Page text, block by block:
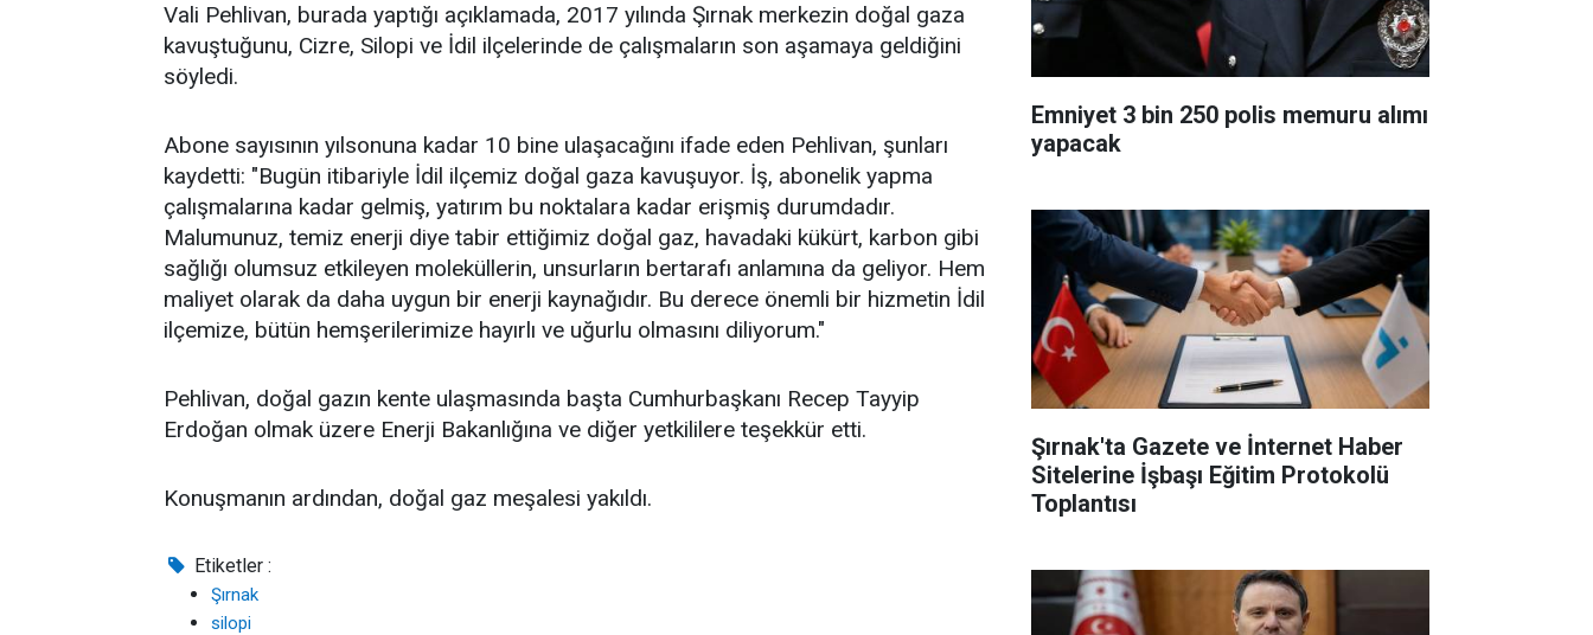
Vali Pehlivan, burada yaptığı açıklamada, 2017 yılında Şırnak merkezin doğal gaza
kavuştuğunu, Cizre, Silopi ve İdil ilçelerinde de çalışmaların son aşamaya geldiğini
söyledi.
Abone sayısının yılsonuna kadar 10 bine ulaşacağını ifade eden Pehlivan, şunları
kaydetti: "Bugün itibariyle İdil ilçemiz doğal gaza kavuşuyor. İş, abonelik yapma
çalışmalarına kadar gelmiş, yatırım bu noktalara kadar erişmiş durumdadır.
Malumunuz, temiz enerji diye tabir ettiğimiz doğal gaz, havadaki kükürt, karbon gibi
sağlığı olumsuz etkileyen moleküllerin, unsurların bertarafı anlamına da geliyor. Hem
maliyet olarak da daha uygun bir enerji kaynağıdır. Bu derece önemli bir hizmetin İdil
ilçemize, bütün hemşerilerimize hayırlı ve uğurlu olmasını diliyorum."
Pehlivan, doğal gazın kente ulaşmasında başta Cumhurbaşkanı Recep Tayyip
Erdoğan olmak üzere Enerji Bakanlığına ve diğer yetkililere teşekkür etti.
Konuşmanın ardından, doğal gaz meşalesi yakıldı.
Etiketler :
Şırnak
silopi
Emniyet 3 bin 250 polis memuru alımı
yapacak
Şırnak'ta Gazete ve İnternet Haber
Sitelerine İşbaşı Eğitim Protokolü
Toplantısı